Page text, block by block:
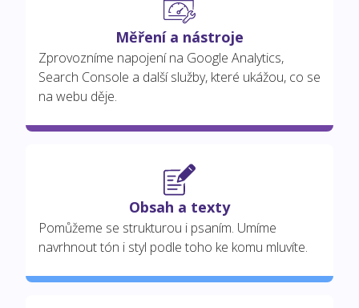
Měření a nástroje
Zprovozníme napojení na Google Analytics,
Search Console a další služby, které ukážou, co se
na webu děje.
Obsah a texty
Pomůžeme se strukturou i psaním. Umíme
navrhnout tón i styl podle toho ke komu mluvíte.